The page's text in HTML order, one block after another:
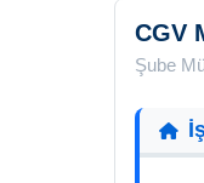
CGV
Şube